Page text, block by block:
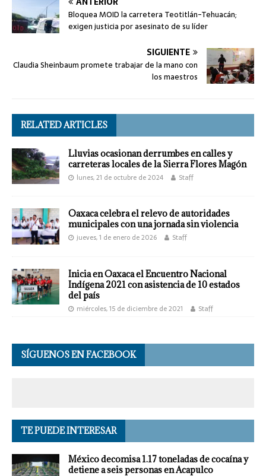
Bloquea MOID la carretera Teotitlán-Tehuacán;
exigen justicia por asesinato de su líder
SIGUIENTE
Claudia Sheinbaum promete trabajar de la mano con
los maestros
RELATED ARTICLES
Lluvias ocasionan derrumbes en calles y
carreteras locales de la Sierra Flores Magón
lunes, 21 de octubre de 2024 Staff
Oaxaca celebra el relevo de autoridades
municipales con una jornada sin violencia
jueves, 1 de enero de 2026 Staff
Inicia en Oaxaca el Encuentro Nacional
Indígena 2021 con asistencia de 10 estados
del país
miércoles, 15 de diciembre de 2021 Staff
SÍGUENOS EN FACEBOOK
TE PUEDE INTERESAR
México decomisa 1.17 toneladas de cocaína y
detiene a seis personas en Acapulco